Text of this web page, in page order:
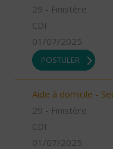
29 - Finistère
CDI
01/07/2025
POSTULER
Aide à domicile -
29 - Finistère
CDI
01/07/2025